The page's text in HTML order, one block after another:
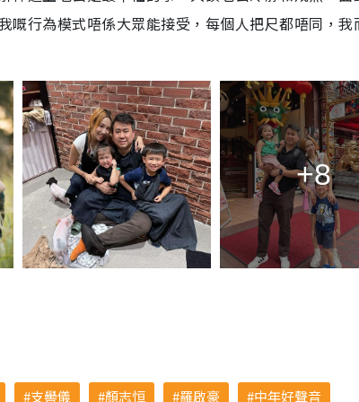
嘅行為模式唔係大眾能接受，每個人把尺都唔同，我
+8
支嚳儀 顏志恒 羅啟豪 中年好聲音